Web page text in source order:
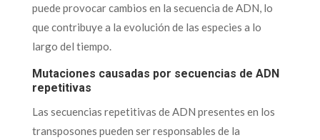
puede provocar cambios en la secuencia de ADN, lo
que contribuye a la evolución de las especies a lo
largo del tiempo.
Mutaciones causadas por secuencias de ADN
repetitivas
Las secuencias repetitivas de ADN presentes en los
transposones pueden ser responsables de la